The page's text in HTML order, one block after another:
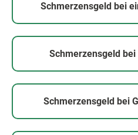
Schmerzensgeld bei
Schmerzensgeld
Schmerzensgeld bei